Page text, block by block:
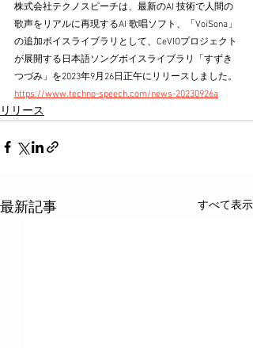
株式会社テクノスピーチは、最新のAI 技術で人間の
歌声をリアルに再現するAI 歌唱ソフト、「VoiSona」
の追加ボイスライブラリとして、CeVIOプロジェクト
が展開する日本語ソングボイスライブラリ「すずき
つづみ」を2023年9月26日正午にリリースしました。
https://www.techno-speech.com/news-20230926a
リリース
最新記事 すべて表示